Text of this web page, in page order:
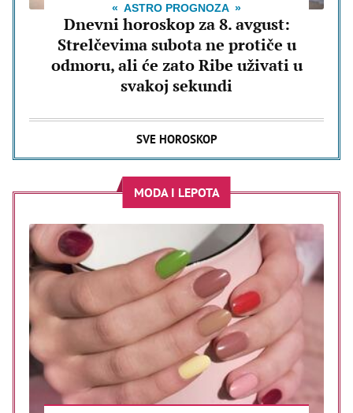
ASTRO PROGNOZA
Dnevni horoskop za 8. avgust:
Strelčevima subota ne protiče u
odmoru, ali će zato Ribe uživati u
svakoj sekundi
SVE HOROSKOP
MODA I LEPOTA